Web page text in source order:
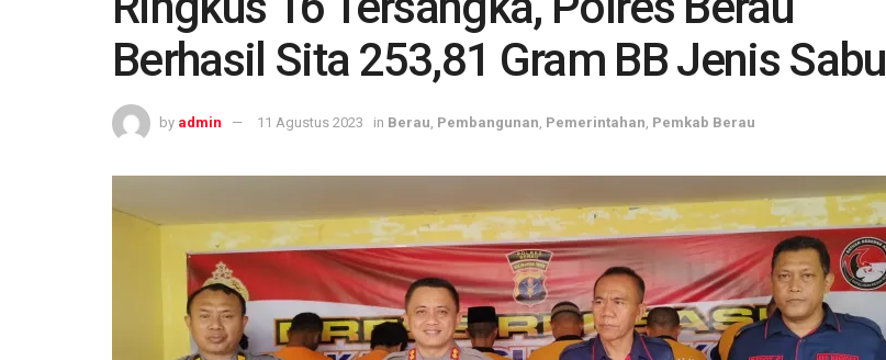
Berhasil Sita 253,81 Gram BB Jenis Sabu
by admin 11 Agustus 2023 in Berau, Pembangunan, Pemerintahan, Pemkab Berau